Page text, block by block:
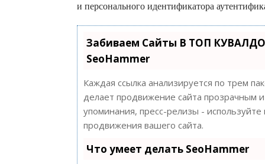
и персонального идентификатора
Забиваем Сайты В ТОП
SeoHammer
Каждая ссылка анализируется по трем
делает продвижение сайта прозрачным
упоминания, пресс-релизы -
продвижения вашего сайта.
Что умеет делать SeoHammer